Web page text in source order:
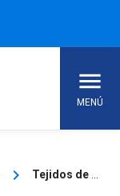
MENÚ
keyboard_arrow_right